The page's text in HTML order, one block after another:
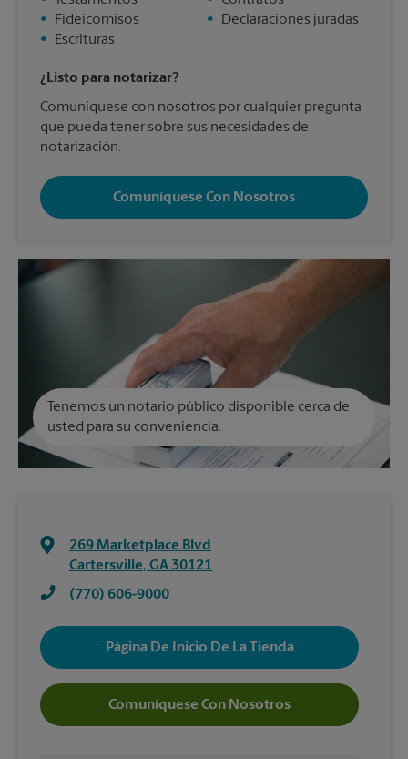
•
Fideicomisos
•
Escrituras
•
Declaraciones juradas
¿Listo para notarizar?
Comuníquese con nosotros por cualquier pregunta
que pueda tener sobre sus necesidades de
notarización.
Comuníquese Con Nosotros
Tenemos un notario público disponible cerca de
usted para su conveniencia.
269 Marketplace Blvd
Cartersville, GA 30121
(770) 606-9000
Página De Inicio De La Tienda
Comuníquese Con Nosotros